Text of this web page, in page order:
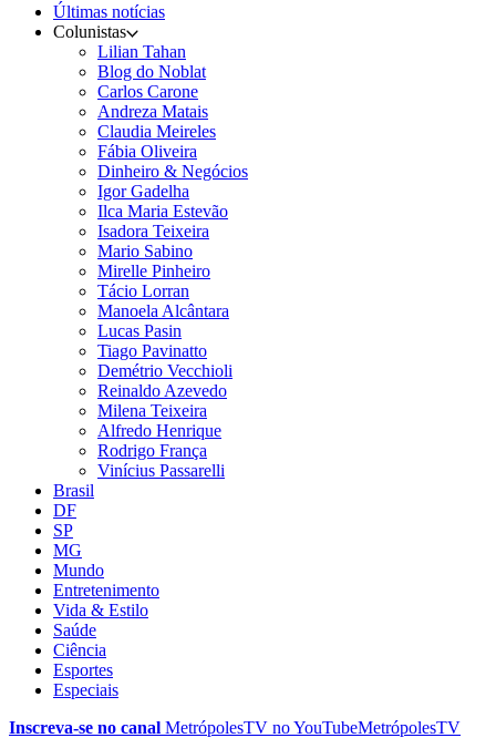
Últimas notícias
Colunistas
Lilian Tahan
Blog do Noblat
Carlos Carone
Andreza Matais
Claudia Meireles
Fábia Oliveira
Dinheiro & Negócios
Igor Gadelha
Ilca Maria Estevão
Isadora Teixeira
Mario Sabino
Mirelle Pinheiro
Tácio Lorran
Manoela Alcântara
Lucas Pasin
Tiago Pavinatto
Demétrio Vecchioli
Reinaldo Azevedo
Milena Teixeira
Alfredo Henrique
Rodrigo França
Vinícius Passarelli
Brasil
DF
SP
MG
Mundo
Entretenimento
Vida & Estilo
Saúde
Ciência
Esportes
Especiais
Inscreva-se no canal MetrópolesTV noYouTubeMetrópolesTV